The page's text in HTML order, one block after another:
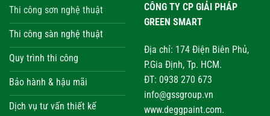
Thi công sơn nghệ thuật
Thi công sàn nghệ thuật
Quy trình thi công
Bảo hành & hậu mãi
Dịch vụ tư vấn thiết kế
CÔNG TY CP GIẢI PHÁP
GREEN SMART
Địa chỉ: 174 Điện Biên Phủ,
P.Gia Định, Tp. HCM.
ĐT: 0938 270 673
info@gssgroup.vn
www.deggpaint.com.